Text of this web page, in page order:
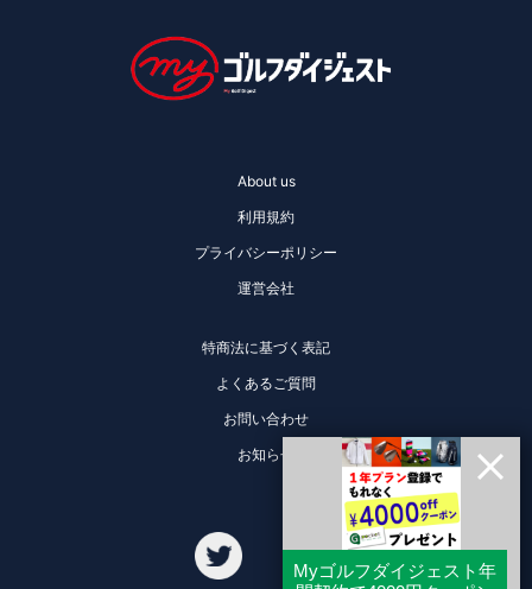
About us
利用規約
プライバシーポリシー
運営会社
特商法に基づく表記
よくあるご質問
お問い合わせ
お知らせ